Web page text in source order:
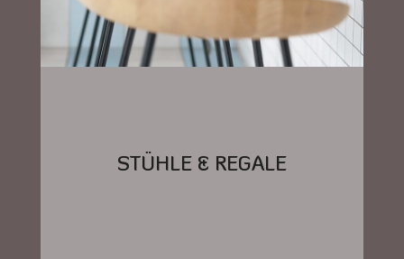
STÜHLE & REGALE